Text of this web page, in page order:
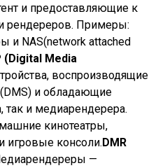
и предоставляющие к
рендереров. Примеры:
и NAS(network attached
(Digital Media
воспроизводящие
и обладающие
так и медиарендерера.
кинотеатры,
игровые консоли.DMR
—